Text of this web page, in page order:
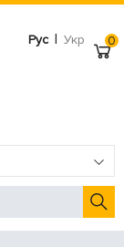
Рус | Укр 0